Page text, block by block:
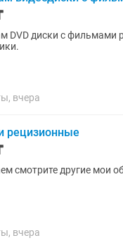
DVD диски с фильмами
вчера
рецизионные
смотрите другие мои
вчера